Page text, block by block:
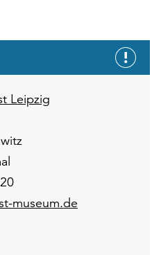
Leipzig
museum.de